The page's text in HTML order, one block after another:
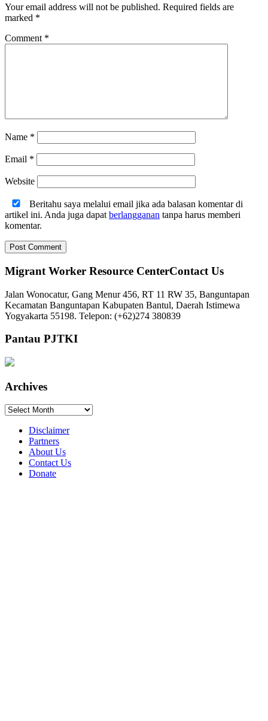
Your email address will not be published. Required fields are
marked *
Comment *
Name *
Email *
Website
Beritahu saya melalui email jika ada balasan komentar di
artikel ini. Anda juga dapat berlangganan tanpa harus memberi
komentar.
Migrant Worker Resource CenterContact Us
Jalan Wonocatur, Gang Menur 456, RT 11 RW 35, Banguntapan
Kecamatan Banguntapan Kabupaten Bantul, Daerah Istimewa
Yogyakarta 55198. Telepon: (+62)274 380839
Pantau PJTKI
Archives
Archives
Disclaimer
Partners
About Us
Contact Us
Donate